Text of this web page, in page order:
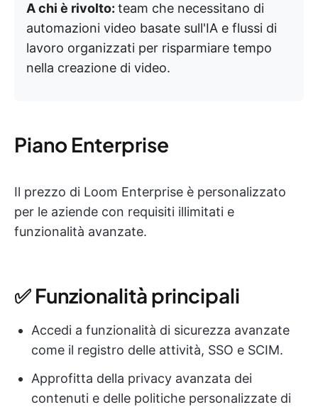
A chi è rivolto: team che necessitano di
automazioni video basate sull'IA e flussi di
lavoro organizzati per risparmiare tempo
nella creazione di video.
Piano Enterprise
Il prezzo di Loom Enterprise è personalizzato
per le aziende con requisiti illimitati e
funzionalità avanzate.
✅ Funzionalità principali
Accedi a funzionalità di sicurezza avanzate
come il registro delle attività, SSO e SCIM.
Approfitta della privacy avanzata dei
contenuti e delle politiche personalizzate di